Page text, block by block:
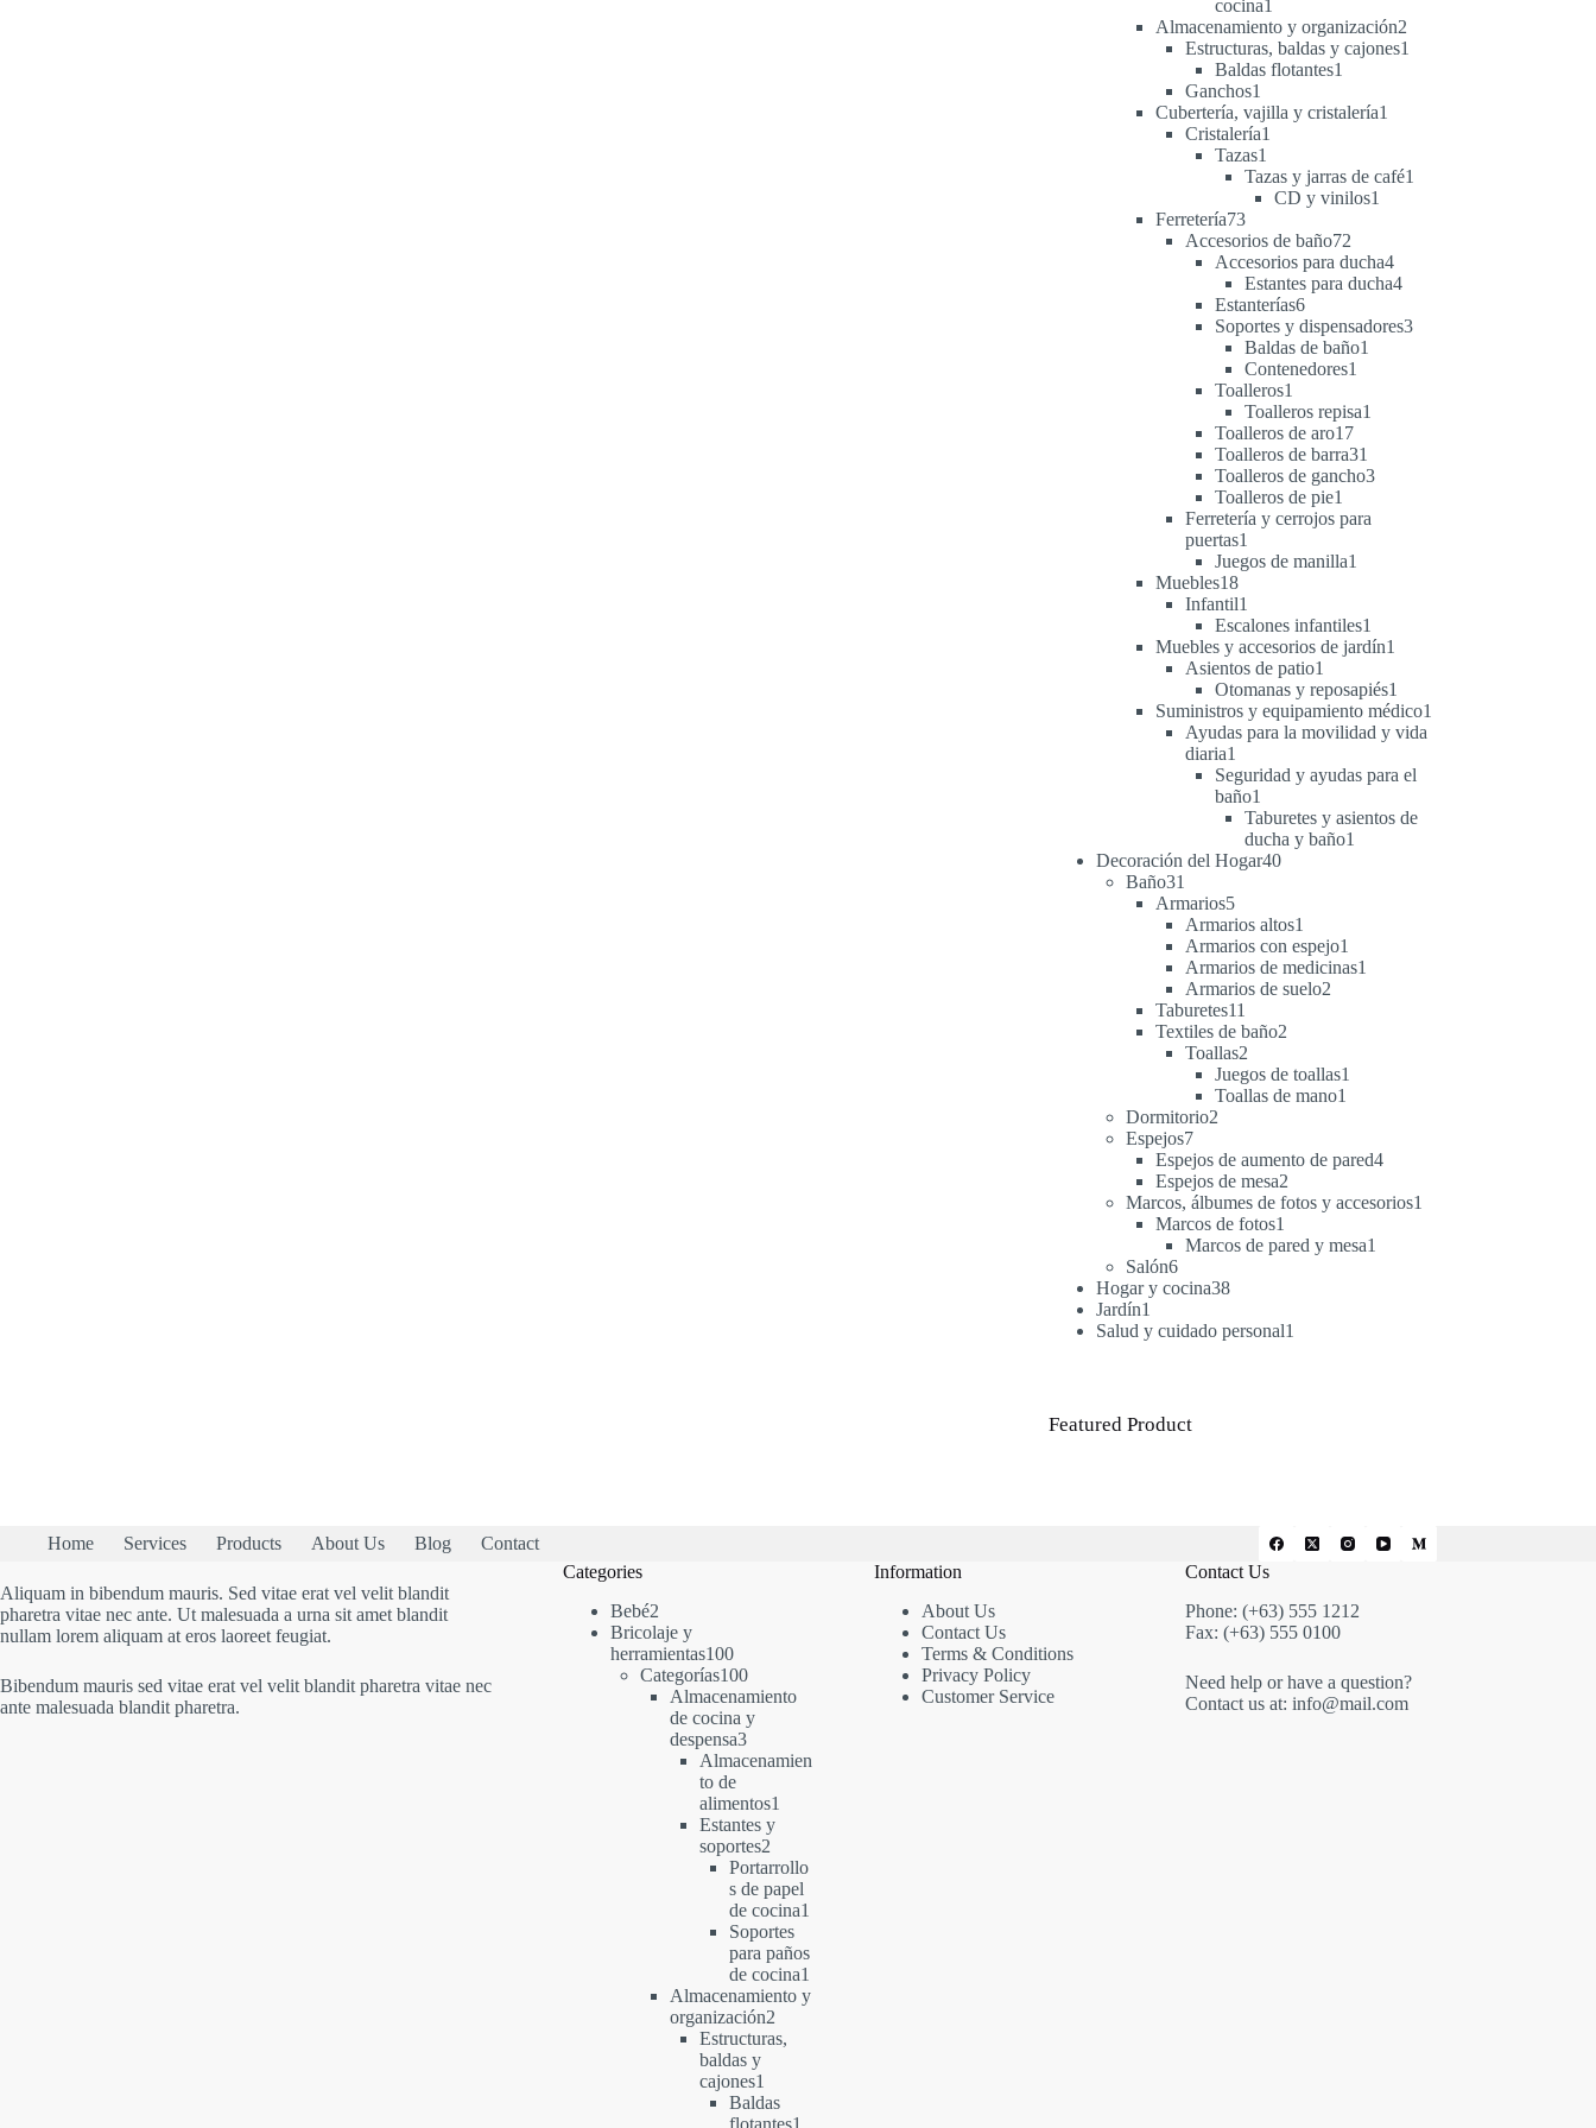
cocina1
producto
Almacenamiento y organización2
Estructuras, baldas y cajones1
Baldas flotantes1
Ganchos1
producto
Cubertería, vajilla y cristalería1
Cristalería1
Tazas1
producto
Tazas y jarras de café1
CD y vinilos1
Ferretería7373
productos
Accesorios de baño72
productos
Accesorios para ducha44
productos
Estantes para ducha44
Estanterías66
productos
Soportes y dispensadores33
Baldas de baño1
Contenedores1
Toalleros1
producto
Toalleros repisa1
Toalleros de aro1717
productos
Toalleros de barra31
productos
Toalleros de gancho33
Toalleros de pie1
producto
Ferretería y cerrojos para
puertas1
producto
Juegos de manilla1
Muebles1818
productos
Infantil1
producto
Escalones infantiles1
producto
Muebles y accesorios de jardín1
Asientos de patio1
producto
Otomanas y reposapiés1
producto
Suministros y equipamiento médico1
Ayudas para la movilidad y vida
diaria1
producto
Seguridad y ayudas para el
baño1
producto
Taburetes y asientos de
ducha y baño1
Decoración del Hogar4040
Baño31
productos
Armarios55
productos
Armarios altos1
producto
Armarios con espejo1
producto
Armarios de medicinas1
Armarios de suelo2
Taburetes11
productos
Textiles de baño2
Toallas2
productos
Juegos de toallas1
Toallas de mano1
Dormitorio2
Espejos77
productos
Espejos de aumento de pared44
Espejos de mesa2
productos
Marcos, álbumes de fotos y accesorios1
Marcos de fotos1
producto
Marcos de pared y mesa1
Salón66
productos
Hogar y cocina3838
Jardín1
producto
Salud y cuidado personal1
Featured Product
Home Services Products About Us Blog Contact
Aliquam in bibendum mauris. Sed vitae erat vel velit blandit
pharetra vitae nec ante. Ut malesuada a urna sit amet blandit
nullam lorem aliquam at eros laoreet feugiat.
Bibendum mauris sed vitae erat vel velit blandit pharetra vitae nec
ante malesuada blandit pharetra.
Categories
Bebé22
productos
Bricolaje y
herramientas100100
productos
Categorías100100
productos
Almacenamiento
de cocina y
despensa33
productos
Almacenamien
to de
alimentos1
Estantes y
soportes22
productos
Portarrollo
s de papel
de cocina1
Soportes
para paños
de cocina1
producto
Almacenamiento y
organización22
productos
Estructuras,
baldas y
cajones1
producto
Baldas
flotantes1
Information
About Us
Contact Us
Terms & Conditions
Privacy Policy
Customer Service
Contact Us
Phone: (+63) 555 1212
Fax: (+63) 555 0100
Need help or have a question?
Contact us at: info@mail.com